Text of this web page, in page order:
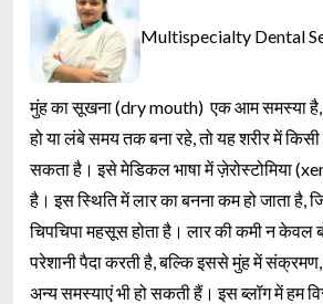
Multispecialty Dental
मुंह का सूखना (dry mouth) एक आम समस्या है,
हो या लंबे समय तक बना रहे, तो यह शरीर में
सकता है। इसे मेडिकल भाषा में ज़ेरोस्टोमिया
है। इस स्थिति में लार का बनना कम हो जाता
चिपचिपा महसूस होता है। लार की कमी न
परेशानी पैदा करती है, बल्कि इससे मुंह में
अन्य समस्याएं भी हो सकती हैं। इस ब्लॉग में हम